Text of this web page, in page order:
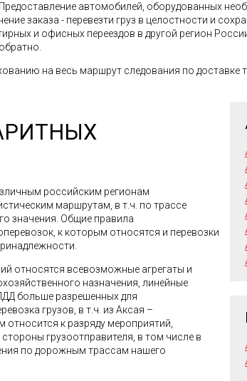
автомобилей, оборудованных
заказа - перевезти груз в целостности и
и офисных переездов в другой регион
на весь маршрут следования по доставке
российским регионам
маршрутам, в т.ч. по трассе
значения. Общие правила
к которым относятся и перевозки
относятся всевозможные агрегаты и
назначения, линейные
больше разрешенных для
грузов, в т.ч. из Аксая –
к разряду мероприятий,
грузоотправителя, в том числе в
по дорожным трассам нашего